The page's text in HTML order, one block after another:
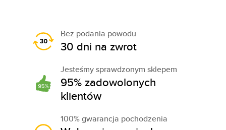
Bez podania powodu
30 dni na zwrot
Jesteśmy sprawdzonym sklepem
95% zadowolonych
klientów
100% gwarancja pochodzenia